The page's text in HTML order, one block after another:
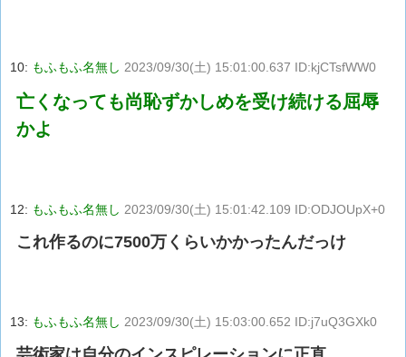
10: もふもふ名無し 2023/09/30(土) 15:01:00.637 ID:kjCTsfWW0
亡くなっても尚恥ずかしめを受け続ける屈辱
かよ
12: もふもふ名無し 2023/09/30(土) 15:01:42.109 ID:ODJOUpX+0
これ作るのに7500万くらいかかったんだっけ
13: もふもふ名無し 2023/09/30(土) 15:03:00.652 ID:j7uQ3GXk0